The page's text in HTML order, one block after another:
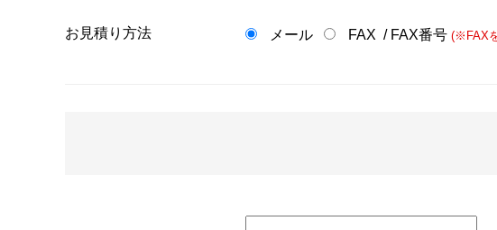
お見積り方法 メール FAX / FAX番号 (※FAX